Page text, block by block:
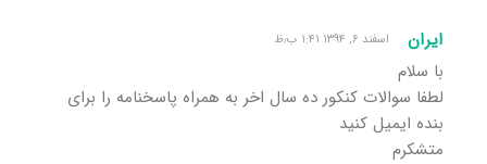
ایران اسفند ۶, ۱۳۹۴ ۱:۴۱ ب٫ظ
با سلام
لطفا سوالات کنکور ده سال اخر به همراه پاسخنامه را برای
بنده ایمیل کنید
متشکرم